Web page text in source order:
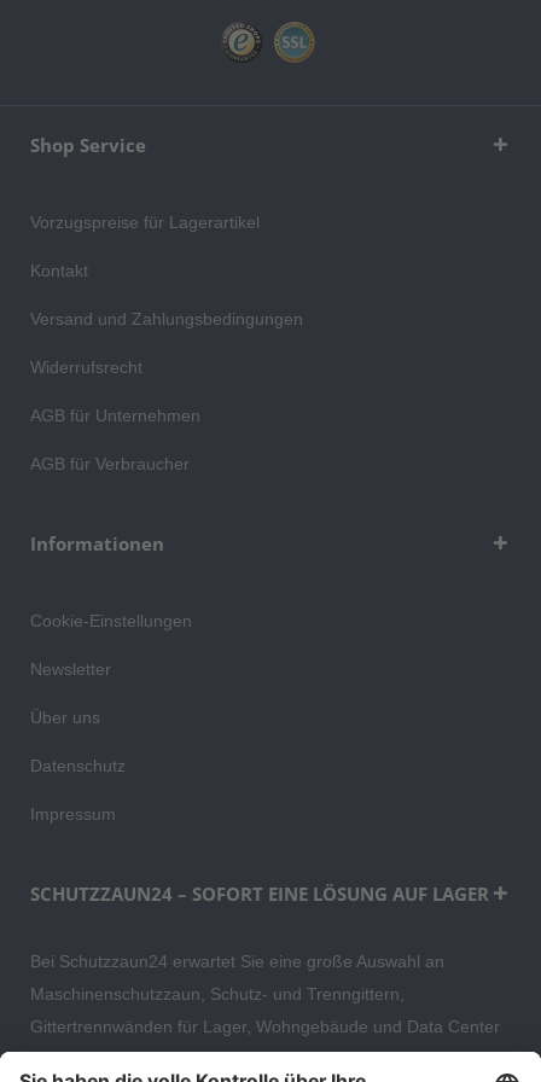
Shop Service
Vorzugspreise für Lagerartikel
Kontakt
Versand und Zahlungsbedingungen
Widerrufsrecht
AGB für Unternehmen
AGB für Verbraucher
Informationen
Cookie-Einstellungen
Newsletter
Über uns
Datenschutz
Impressum
SCHUTZZAUN24 – SOFORT EINE LÖSUNG AUF LAGER
Bei Schutzzaun24 erwartet Sie eine große Auswahl an
Maschinenschutzzaun, Schutz- und Trenngittern,
Gittertrennwänden für Lager, Wohngebäude und Data Center